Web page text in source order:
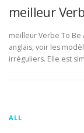
meilleur
meilleur Verbe To Be
anglais, voir les
irréguliers. Elle est
ALL